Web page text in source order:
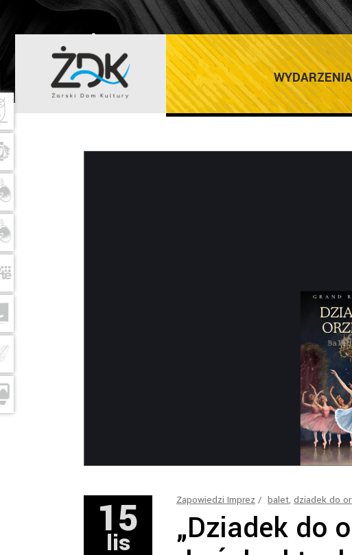
WYDARZENIA
ŻARSKI DOM
15
lis
Zapowiedzi Imprez balet, dziadek do
„Dziadek do